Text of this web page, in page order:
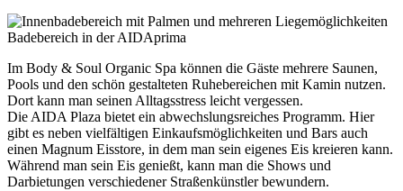
Badebereich in der AIDAprima
Im Body & Soul Organic Spa können die Gäste mehrere Saunen,
Pools und den schön gestalteten Ruhebereichen mit Kamin nutzen.
Dort kann man seinen Alltagsstress leicht vergessen.
Die AIDA Plaza bietet ein abwechslungsreiches Programm. Hier
gibt es neben vielfältigen Einkaufsmöglichkeiten und Bars auch
einen Magnum Eisstore, in dem man sein eigenes Eis kreieren kann.
Während man sein Eis genießt, kann man die Shows und
Darbietungen verschiedener Straßenkünstler bewundern.